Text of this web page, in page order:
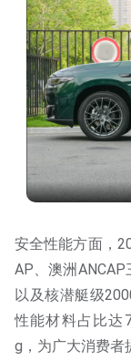
安全性能方面，
AP、澳洲
以及核潜艇级
性能材料占比达
g，为广大消费者